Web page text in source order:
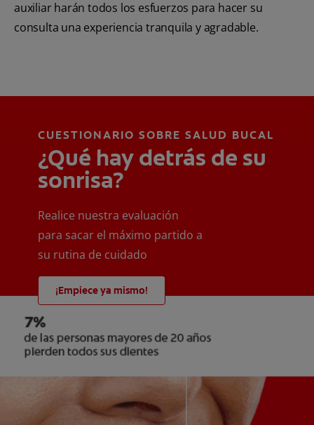
auxiliar harán todos los esfuerzos para hacer su
consulta una experiencia tranquila y agradable.
CUESTIONARIO SOBRE SALUD BUCAL
¿Qué hay detrás de su
sonrisa?
Realice nuestra evaluación
para sacar el máximo partido a
su rutina de cuidado
¡Empiece ya mismo!